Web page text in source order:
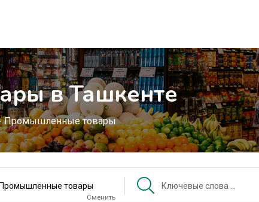
в Ташкенте
Промышленные товары
Промышленные товары
Сменить